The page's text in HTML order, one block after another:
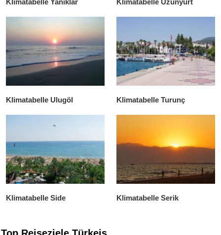
Klimatabelle Yanıklar Klimatabelle Uzunyurt
Klimatabelle Ulugöl Klimatabelle Turunç
Klimatabelle Side Klimatabelle Serik